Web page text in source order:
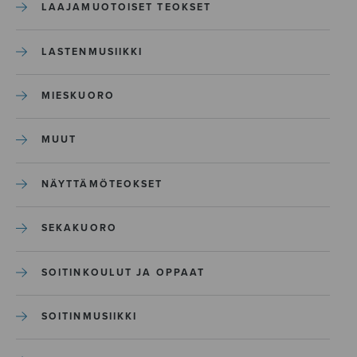
LAAJAMUOTOISET TEOKSET
LASTENMUSIIKKI
MIESKUORO
MUUT
NÄYTTÄMÖTEOKSET
SEKAKUORO
SOITINKOULUT JA OPPAAT
SOITINMUSIIKKI